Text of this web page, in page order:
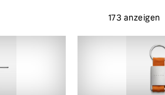
173 anzeigen